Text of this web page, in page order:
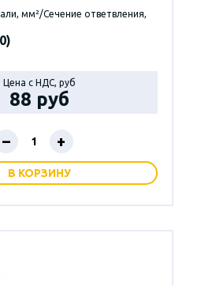
мм²/Сечение ответвления,
Цена с НДС, руб
88 руб
– +
В КОРЗИНУ